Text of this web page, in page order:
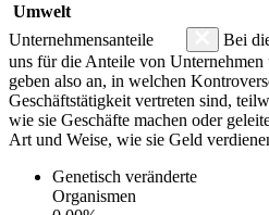
Umwelt
Unternehmensanteile
Bei
uns für die Anteile von
geben also an, in welchen
Geschäftstätigkeit vertreten sind,
wie sie Geschäfte machen oder
Art und Weise, wie sie Geld
Genetisch veränderte
Organismen